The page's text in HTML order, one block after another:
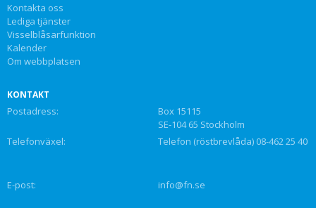
Kontakta oss
Lediga tjänster
Visselblåsarfunktion
Kalender
Om webbplatsen
KONTAKT
Postadress:
Box 15115
SE-104 65 Stockholm
Telefonväxel:
Telefon (röstbrevlåda) 08-462 25 40
E-post: info@fn.se